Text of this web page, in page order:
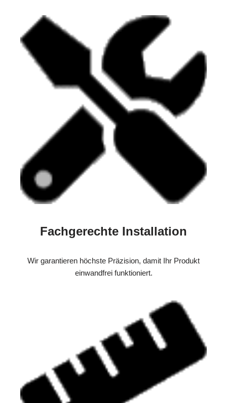
Fachgerechte Installation
Wir garantieren höchste Präzision, damit Ihr Produkt
einwandfrei funktioniert.